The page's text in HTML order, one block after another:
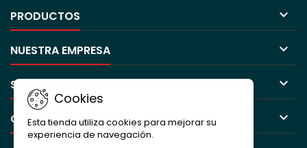
PRODUCTOS 
NUESTRA EMPRESA 
SU CUENTA 
CONTACTO 
Cookies
Esta tienda utiliza cookies para mejorar su
experiencia de navegación.